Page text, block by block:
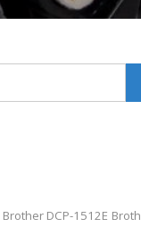
Brother DCP-1512E